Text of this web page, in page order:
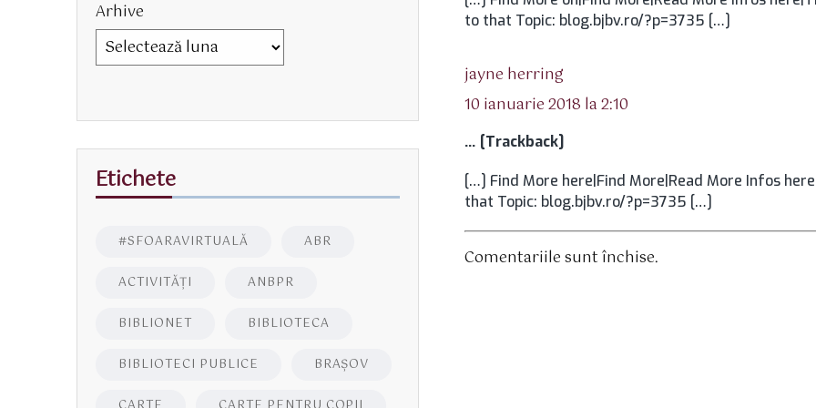
to that Topic: blog.bjbv.ro/?p=3735 […]
jayne herring
10 ianuarie 2018 la 2:10
… [Trackback]
[…] Find More here|Find More|Read More Infos
that Topic: blog.bjbv.ro/?p=3735 […]
Comentariile sunt închise.
Arhive
Etichete
#SFOARAVIRTUALĂ ABR
ACTIVITĂŢI ANBPR
BIBLIONET BIBLIOTECA
BIBLIOTECI PUBLICE BRAŞOV